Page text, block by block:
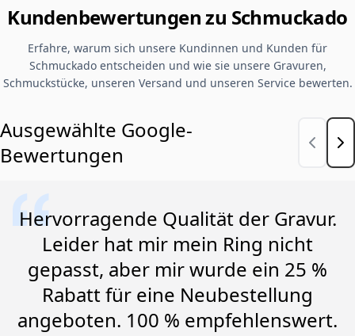
Kundenbewertungen zu Schmuckado
Erfahre, warum sich unsere Kundinnen und Kunden für
Schmuckado entscheiden und wie sie unsere Gravuren,
Schmuckstücke, unseren Versand und unseren Service bewerten.
Ausgewählte Google-
Bewertungen
Hervorragende Qualität der Gravur.
Leider hat mir mein Ring nicht
gepasst, aber mir wurde ein 25 %
Rabatt für eine Neubestellung
angeboten. 100 % empfehlenswert.